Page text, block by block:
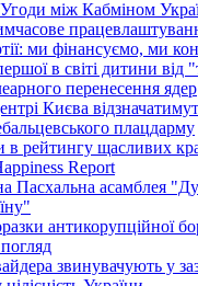
між Кабміном
ми фінансуємо, ми
в світі дитини від
перенесення ядер
Києва
плацдарму
в рейтингу щасливих
Report
Пасхальна асамблея
антикорупційної
звинувачують у